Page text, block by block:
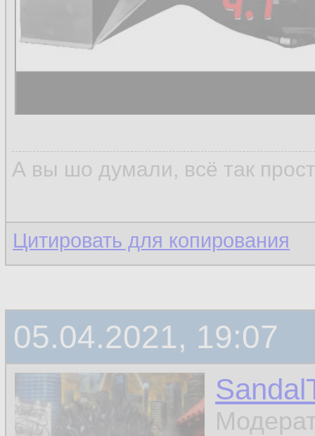
А вы шо думали, всё так
Цитировать для копирования
05.04.2021, 19:07